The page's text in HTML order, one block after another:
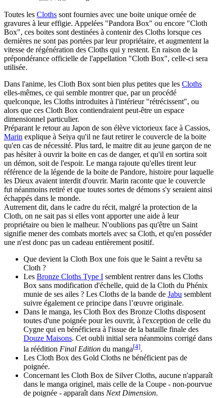
Toutes les Cloths sont fournies avec une boite unique ornée de
gravures à leur effigie. Appelées "Pandora Box" ou encore "Cloth
Box", ces boites sont destinées à contenir des Cloths lorsque ces
dernières ne sont pas portées par leur propriétaire, et augmentent la
vitesse de régénération des Cloths qui y restent. En raison de la
prépondérance officielle de l'appellation "Cloth Box", celle-ci sera
utilisée.
Dans l'anime, les Cloth Box sont bien plus petites que les Cloths
elles-mêmes, ce qui semble montrer que, par un procédé
quelconque, les Cloths introduites à l'intérieur "rétrécissent", ou
alors que ces Cloth Box contiendraient peut-être un espace
dimensionnel particulier.
Préparant le retour au Japon de son élève victorieux face à Cassios,
Marin explique à Seiya qu'il ne faut retirer le couvercle de la boite
qu'en cas de nécessité. Plus tard, le maitre dit au jeune garçon de ne
pas hésiter à ouvrir la boite en cas de danger, et qu'il en sortira soit
un démon, soit de l'espoir. Le manga rajoute qu'elles tirent leur
référence de la légende de la boite de Pandore, histoire pour laquelle
les Dieux avaient interdit d'ouvrir. Marin raconte que le couvercle
fut néanmoins retiré et que toutes sortes de démons s'y seraient ainsi
échappés dans le monde.
Autrement dit, dans le cadre du récit, malgré la protection de la
Cloth, on ne sait pas si elles vont apporter une aide à leur
propriétaire ou bien le malheur. N'oublions pas qu'être un Saint
signifie mener des combats mortels avec sa Cloth, et qu'en posséder
une n'est donc pas un cadeau entièrement positif.
Que devient la Cloth Box une fois que le Saint a revêtu sa
Cloth ?
Les Bronze Cloths Type I semblent rentrer dans les Cloths
Box sans modification d'échelle, quid de la Cloth du Phénix
munie de ses ailes ? Les Cloths de la bande de Jabu semblent
suivre également ce principe dans l’œuvre originale.
Dans le manga, les Cloth Box des Bronze Cloths disposent
toutes d'une poignée pour les ouvrir, à l'exception de celle du
Cygne qui en bénéficiera à l'issue de la bataille finale des
Douze Maisons. Cet oubli initial sera néanmoins corrigé dans
la réédition Final Edition du manga[4].
Les Cloth Box des Gold Cloths ne bénéficient pas de
poignée.
Concernant les Cloth Box de Silver Cloths, aucune n'apparaît
dans le manga originel, mais celle de la Coupe - non-pourvue
de poignée - apparaît dans Next Dimension.